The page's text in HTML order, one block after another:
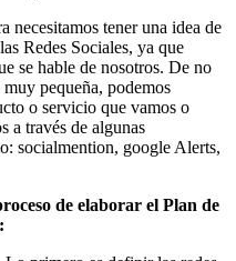
necesitamos tener una idea de
Redes Sociales, ya que
se hable de nosotros. De no
pequeña, podemos
o servicio que vamos o
a través de algunas
socialmention, google Alerts,
de elaborar el Plan de